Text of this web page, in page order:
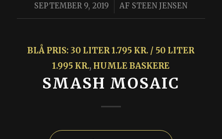
SEPTEMBER 9, 2019
/ AF STEEN JENSEN
BLÅ PRIS: 30 LITER 1.795 KR. / 50 LITER
1.995 KR., HUMLE BASKERE
SMASH MOSAIC